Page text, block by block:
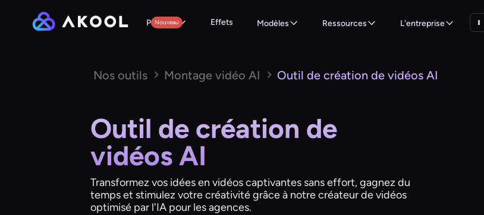
Produits
Nouveau Effets Modèles Ressources L'entreprise
Nos outils Montage vidéo AI Outil de création de vidéos AI
Outil de création de
vidéos AI
Transformez vos idées en vidéos captivantes sans effort, gagnez du
temps et stimulez votre créativité grâce à notre créateur de vidéos
optimisé par l'IA pour les agences.